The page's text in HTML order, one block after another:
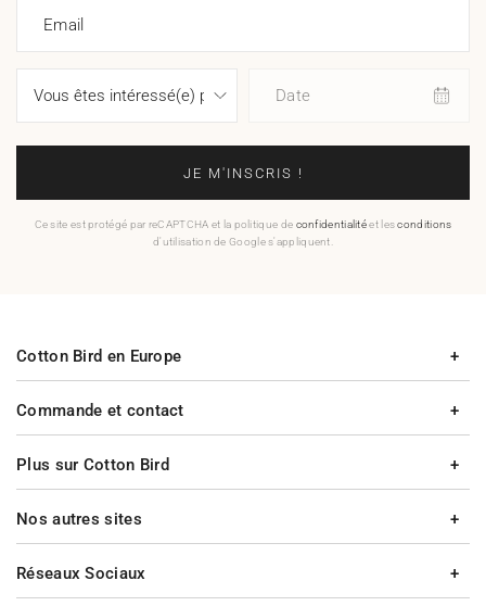
Email
Date
JE M'INSCRIS !
Ce site est protégé par reCAPTCHA et la politique de confidentialitéet lesconditions
d'utilisation de Google s'appliquent.
Commande et contact
Plus sur Cotton Bird
Cotton Bird en Europe
Nos autres sites
Réseaux Sociaux